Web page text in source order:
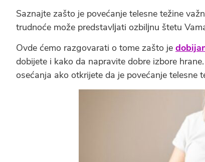
Saznajte zašto je povećanje telesne težine
trudnoće može predstavlјati ozbilјnu štetu
Ovde ćemo razgovarati o tome zašto je
dobijete i kako da napravite dobre izbore
osećanja ako otkrijete da je povećanje telesne